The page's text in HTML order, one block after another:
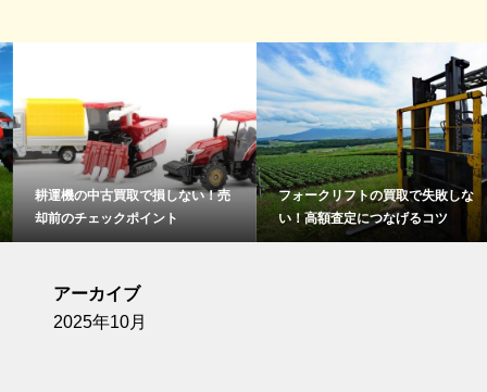
耕運機の中古買取で損しない！売
却前のチェックポイント
フォークリフトの買取で失敗しな
い！高額査定につなげるコツ
アーカイブ
2025年10月